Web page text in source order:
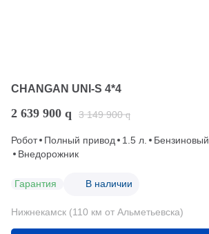
CHANGAN UNI-S 4*4
2 639 900 q 3 149 900 q
Робот Полный привод 1.5 л. Бензиновый
Внедорожник
Гарантия В наличии
Нижнекамск (110 км от Альметьевска)